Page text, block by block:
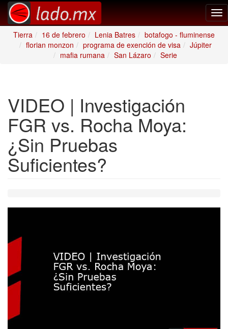
Tierra
16 de febrero Lenia Batres
botafogo - fluminense
florian monzon
programa de exención de visa
Júpiter
mafia rumana
San Lázaro Serie
VIDEO | Investigación
FGR vs. Rocha Moya:
¿Sin Pruebas
Suficientes?